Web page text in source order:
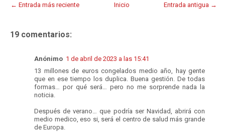
← Entrada más reciente Entrada antigua →
Inicio
19 comentarios:
Anónimo 1 de abril de 2023 a las 15:41
13 millones de euros congelados medio año, hay gente
que en ese tiempo los duplica. Buena gestión. De todas
formas… por qué será… pero no me sorprende nada la
noticia.
Después de verano… que podría ser Navidad, abrirá con
medio medico, eso si, será el centro de salud más grande
de Europa.